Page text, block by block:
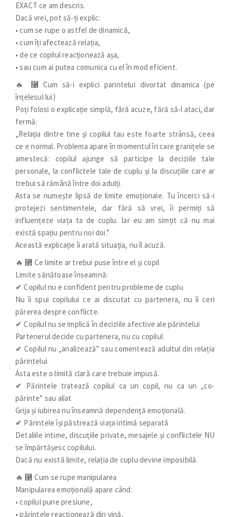
EXACT ce am descris.
Dacă vrei, pot să-ți explic:
• cum se rupe o astfel de dinamică,
• cum îți afectează relația,
• de ce copilul reacționează așa,
• sau cum ai putea comunica cu el în mod eficient.
🔥 ⿡ Cum să-i explici parintelui divortat dinamica (pe
înțelesul lui)
Poți folosi o explicație simplă, fără acuze, fără să-l ataci, dar
fermă:
„Relația dintre tine și copilul tau este foarte strânsă, ceea
ce e normal. Problema apare în momentul în care granițele se
amestecă: copilul ajunge să participe la deciziile tale
personale, la conflictele tale de cuplu și la discuțiile care ar
trebui să rămână între doi adulți.
Asta se numește lipsă de limite emoționale. Tu încerci să-i
protejezi sentimentele, dar fără să vrei, îi permiți să
influențeze viața ta de cuplu. Iar eu am simțit că nu mai
există spațiu pentru noi doi.”
Această explicație îi arată situația, nu îl acuză.
🔥 ⿢ Ce limite ar trebui puse între el și copil
Limite sănătoase înseamnă:
✔ Copilul nu e confident pentru probleme de cuplu
Nu îi spui copilului ce ai discutat cu partenera, nu îi ceri
părerea despre conflicte.
✔ Copilul nu se implică în deciziile afective ale părintelui
Partenerul decide cu partenera, nu cu copilul.
✔ Copilul nu „analizează” sau comentează adultul din relația
părintelui
Asta este o limită clară care trebuie impusă.
✔ Părintele tratează copilul ca un copil, nu ca un „co-
părinte” sau aliat
Grija și iubirea nu înseamnă dependență emoțională.
✔ Părintele își păstrează viața intimă separată
Detaliile intime, discuțiile private, mesajele și conflictele NU
se împărtășesc copilului.
Dacă nu există limite, relația de cuplu devine imposibilă.
🔥 ⿣ Cum se rupe manipularea
Manipularea emoțională apare când:
• copilul pune presiune,
• părintele reacționează din vină,